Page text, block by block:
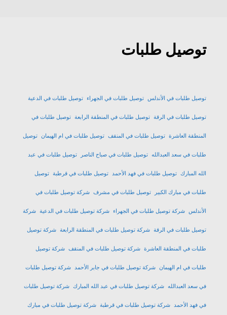
توصيل طلبات
توصيل طلبات في الأندلس توصيل طلبات في الجهراء توصيل طلبات في الدعية
توصيل طلبات في الرقة توصيل طلبات في المنطقة الرابعة توصيل طلبات في
المنطقة العاشرة توصيل طلبات في المنقف توصيل طلبات في ام الهيمان توصيل
طلبات في سعد العبدالله توصيل طلبات في صباح الناصر توصيل طلبات في عبد
الله المبارك توصيل طلبات في فهد الأحمد توصيل طلبات في قرطبة توصيل
طلبات في مبارك الكبير توصيل طلبات في مشرف شركة توصيل طلبات في
الأندلس شركة توصيل طلبات في الجهراء شركة توصيل طلبات في الدعية شركة
توصيل طلبات في الرقة شركة توصيل طلبات في المنطقة الرابعة شركة توصيل
طلبات في المنطقة العاشرة شركة توصيل طلبات في المنقف شركة توصيل
طلبات في ام الهيمان شركة توصيل طلبات في جابر الأحمد شركة توصيل طلبات
في سعد العبدالله شركة توصيل طلبات في عبد الله المبارك شركة توصيل طلبات
في فهد الأحمد شركة توصيل طلبات في قرطبة شركة توصيل طلبات في مبارك